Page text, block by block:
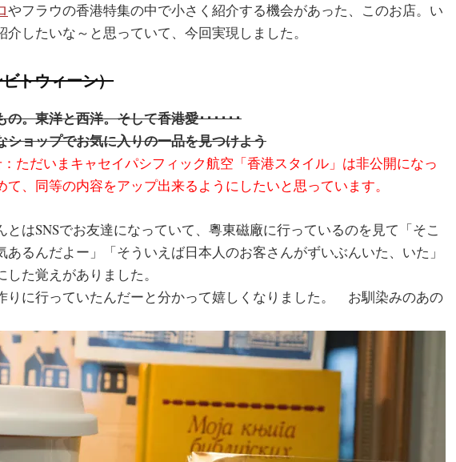
やフラウの香港特集の中で小さく紹介する機会があった、このお店。い
したいな～と思っていて、今回実現しました。
トウィーン）
の。東洋と西洋。そして香港愛･･････
ショップでお気に入りの一品を見つけよう
ただいまキャセイパシフィック航空「香港スタイル」は非公開になっ
て、同等の内容をアップ出来るようにしたいと思っています。
とはSNSでお友達になっていて、粵東磁廠に行っているのを見て「そこ
あるんだよー」「そういえば日本人のお客さんがずいぶんいた、いた」
た覚えがありました。
りに行っていたんだーと分かって嬉しくなりました。 お馴染みのあの